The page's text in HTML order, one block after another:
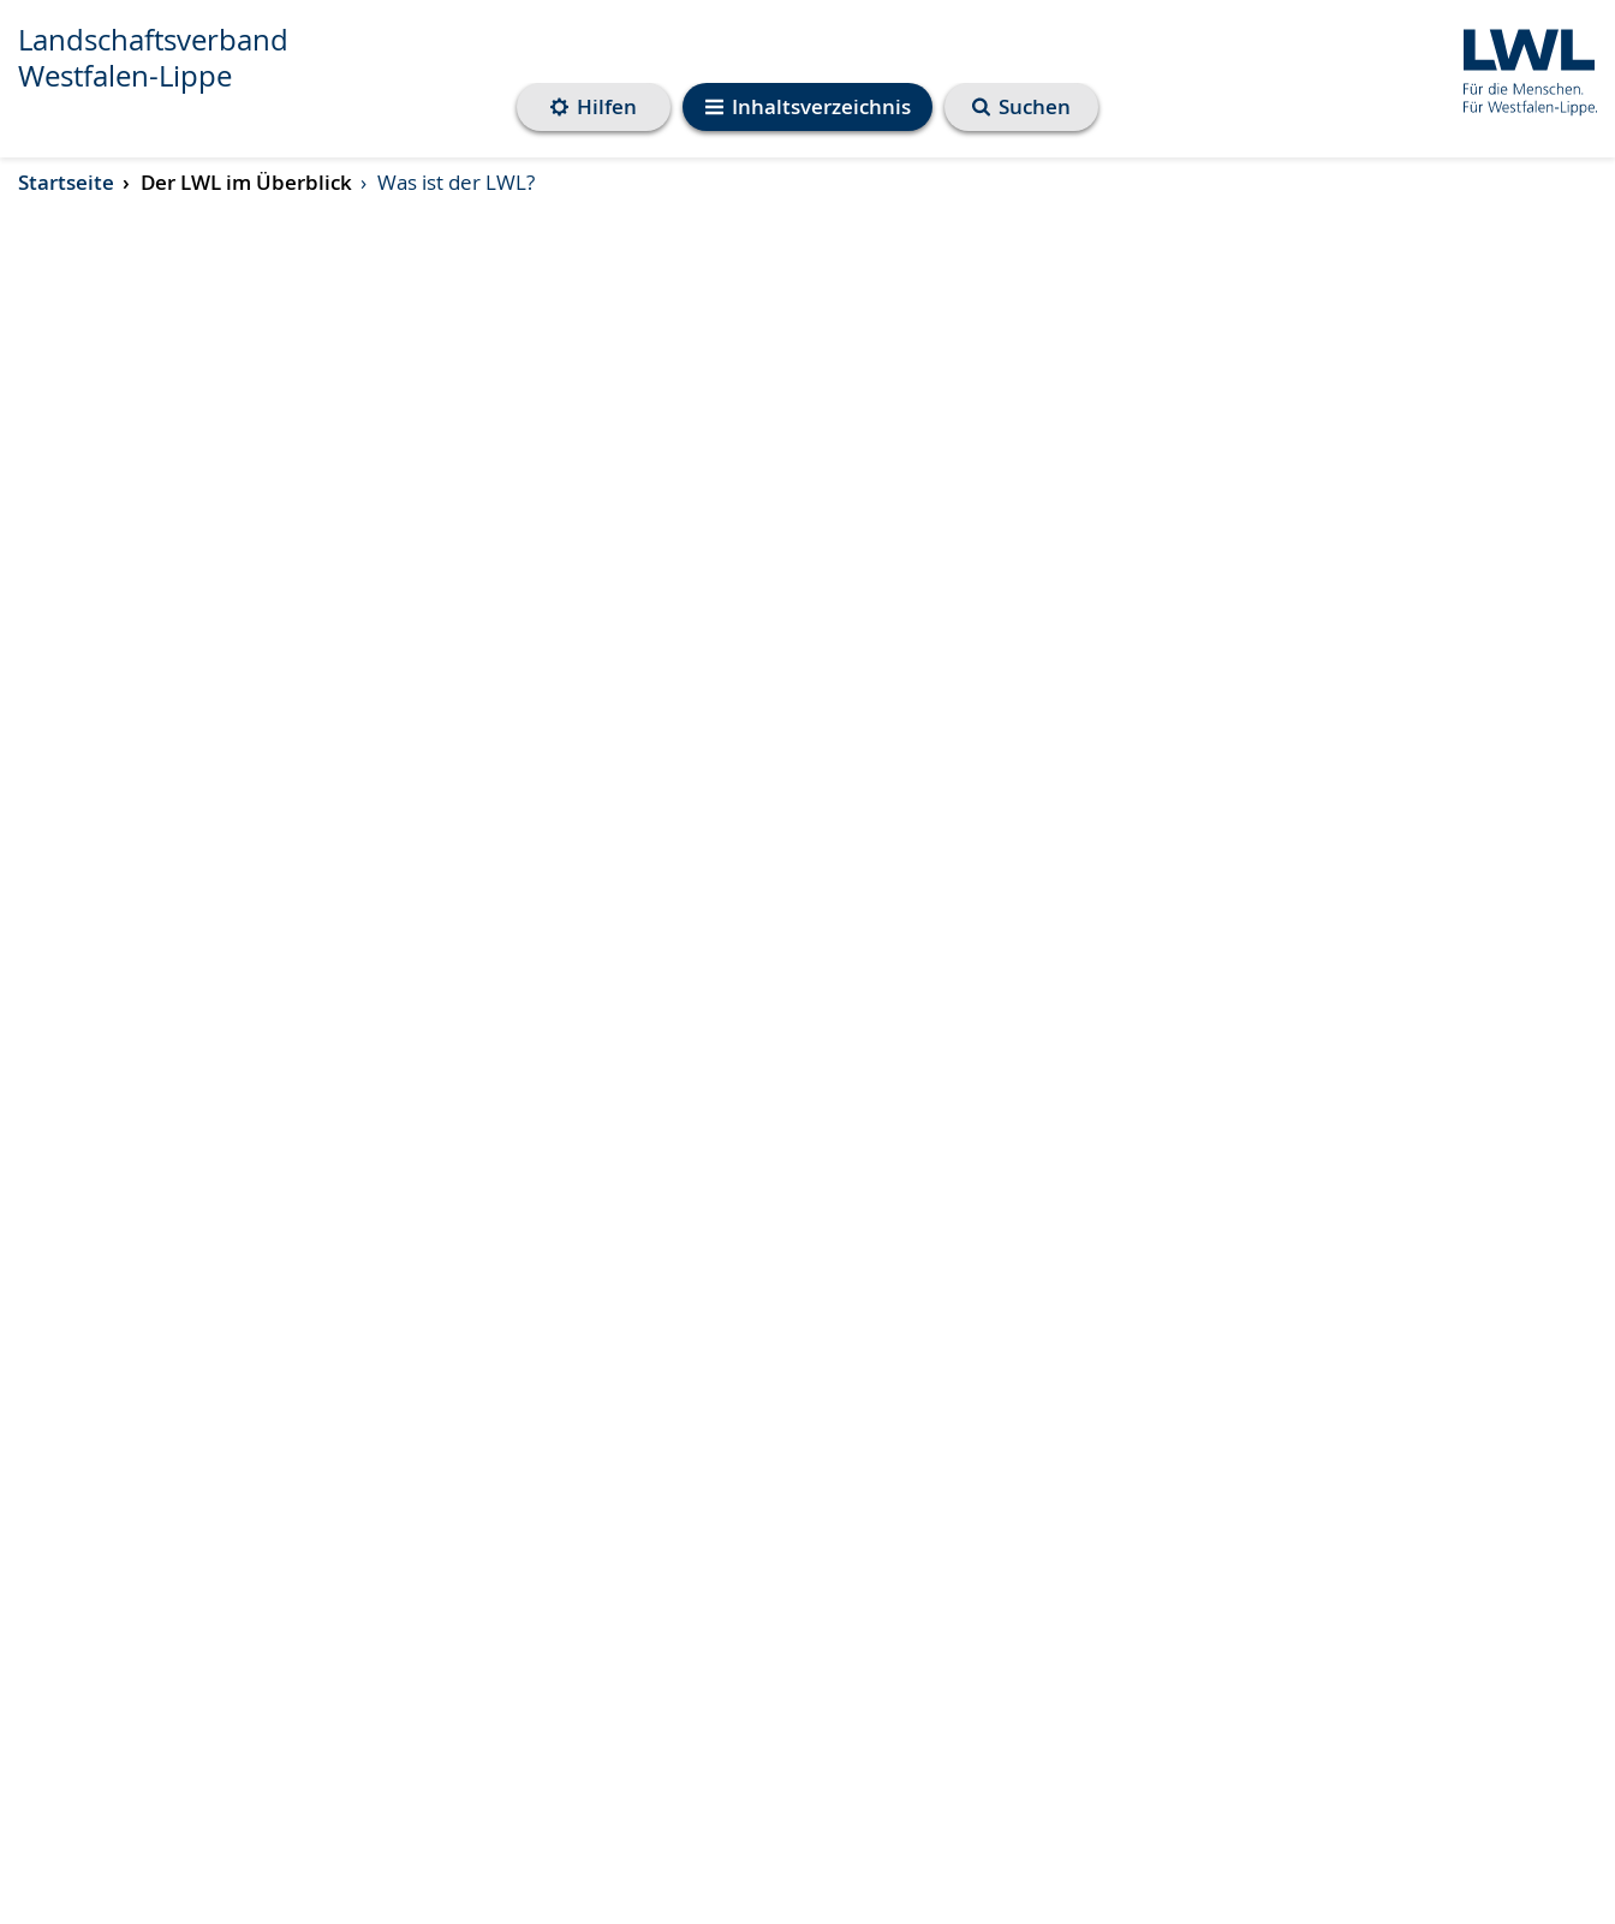
Abspielen
Pausieren
Landschaftsverband
Westfalen-Lippe
Inhaltsverzeichnis
Hilfen Suchen
Startseite Der LWL im Überblick Was ist der LWL?